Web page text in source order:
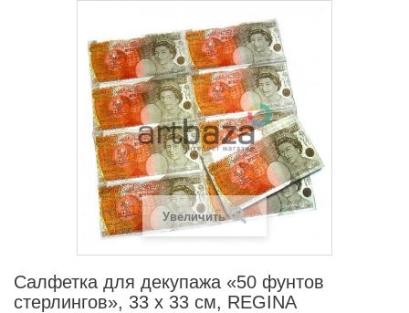
Увеличить
Салфетка для декупажа «50 фунтов
стерлингов», 33 x 33 см, REGINA